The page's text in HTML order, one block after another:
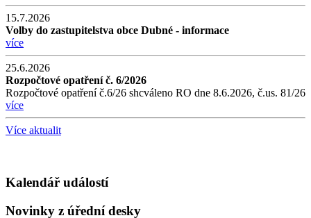
15.7.2026
Volby do zastupitelstva obce Dubné - informace
více
25.6.2026
Rozpočtové opatření č. 6/2026
Rozpočtové opatření č.6/26 shcváleno RO dne 8.6.2026, č.us. 81/26
více
Více aktualit
Kalendář událostí
Novinky z úřední desky